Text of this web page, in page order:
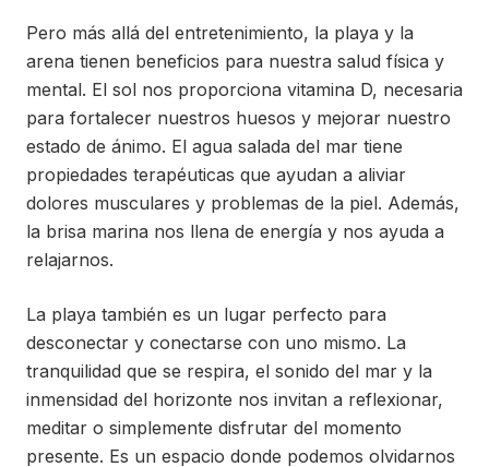
Pero más allá del entretenimiento, la playa y la
arena tienen beneficios para nuestra salud física y
mental. El sol nos proporciona vitamina D, necesaria
para fortalecer nuestros huesos y mejorar nuestro
estado de ánimo. El agua salada del mar tiene
propiedades terapéuticas que ayudan a aliviar
dolores musculares y problemas de la piel. Además,
la brisa marina nos llena de energía y nos ayuda a
relajarnos.
La playa también es un lugar perfecto para
desconectar y conectarse con uno mismo. La
tranquilidad que se respira, el sonido del mar y la
inmensidad del horizonte nos invitan a reflexionar,
meditar o simplemente disfrutar del momento
presente. Es un espacio donde podemos olvidarnos